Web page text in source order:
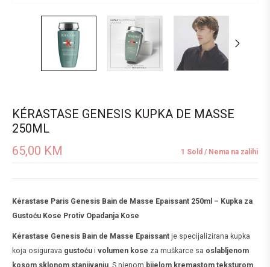
KÉRASTASE GENESIS KUPKA DE MASSE
250ML
1 Sold Nema na zalihi
65,00 KM
Kérastase Paris Genesis Bain de Masse Epaissant 250ml – Kupka za
Gustoću Kose Protiv Opadanja Kose
Kérastase Genesis Bain de Masse Epaissant je specijalizirana kupka
koja osigurava gustoću i volumen kose za muškarce sa oslabljenom
kosom sklonom stanjivanju. S njenom bijelom kremastom teksturom,